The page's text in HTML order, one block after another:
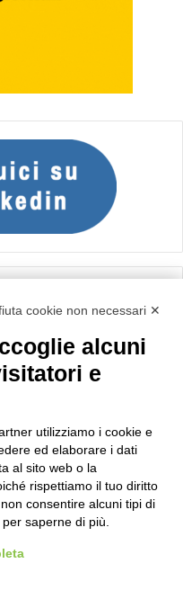
cookie non necessari ✕
alcuni
e
utilizziamo i cookie e
ed elaborare i dati
al sito web o la
rispettiamo il tuo diritto
consentire alcuni tipi di
saperne di più.